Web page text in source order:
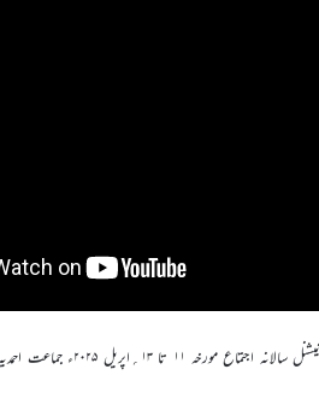
اللہ تعالیٰ کے خاص فضل سے جماعت احمدیہ نائیجیریا